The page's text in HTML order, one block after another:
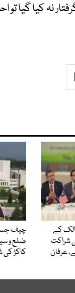
نہ کیا گیا تو
کے
شراکت
عرفان
چیف
ضلع و
کاکڑ کی